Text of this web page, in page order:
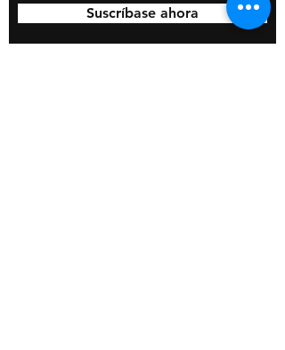
Suscríbase ahora